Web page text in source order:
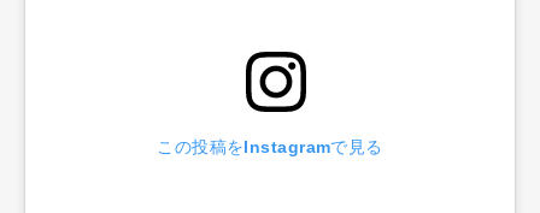
この投稿をInstagramで見る